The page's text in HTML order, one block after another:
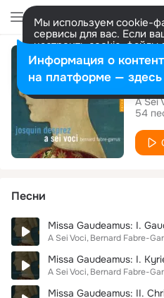
Мы используем cookie-
сервисы для вас. Если
настроить cookie-
представитель. Больше
Разрешить все
A Sei
54
Песни
Missa Gaudeamus: I.
A Sei Voci Bernard Fabre-
Missa Gaudeamus: I.
A Sei Voci Bernard Fabre-
Missa Gaudeamus: II.
Информация о
на платформе — здесь